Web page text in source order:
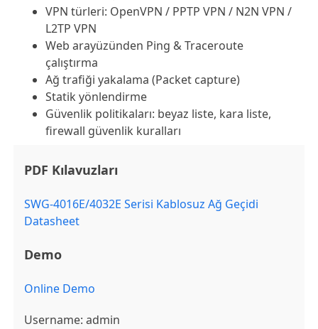
VPN türleri: OpenVPN / PPTP VPN / N2N VPN /
L2TP VPN
Web arayüzünden Ping & Traceroute
çalıştırma
Ağ trafiği yakalama (Packet capture)
Statik yönlendirme
Güvenlik politikaları: beyaz liste, kara liste,
firewall güvenlik kuralları
PDF Kılavuzları
SWG-4016E/4032E Serisi Kablosuz Ağ Geçidi
Datasheet
Demo
Online Demo
Username: admin